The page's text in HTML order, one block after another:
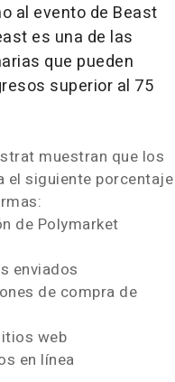
al evento de Beast
es una de las
que pueden
superior al 75
muestran que los
el siguiente porcentaje
de Polymarket
enviados
de compra de
web
en línea